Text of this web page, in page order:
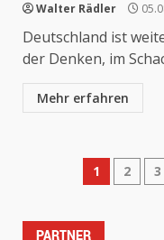
Walter Rädler
Deutschland ist
der Denken, im
Mehr erfahren
1 2 3
PARTNER